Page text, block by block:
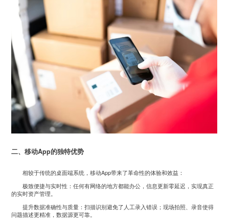
二、移动App的独特优势
相较于传统的桌面端系统，移动App带来了革命性的体验和效益：
极致便捷与实时性：任何有网络的地方都能办公，信息更新零延迟，实现真正
的实时资产管理。
提升数据准确性与质量：扫描识别避免了人工录入错误；现场拍照、录音使得
问题描述更精准，数据源更可靠。